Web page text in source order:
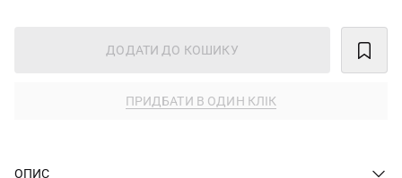
ДОДАТИ ДО КОШИКУ
ПРИДБАТИ В ОДИН КЛІК
ОПИС